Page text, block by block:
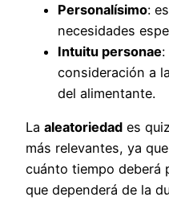
Personalísimo:
necesidades
Intuitu personae:
consideración a
del alimentante.
La aleatoriedad es
más relevantes, ya
cuánto tiempo deberá
que dependerá de la